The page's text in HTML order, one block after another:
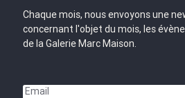
Chaque mois, nous envoyons une
concernant l'objet du mois, les
de la Galerie Marc Maison.
Email